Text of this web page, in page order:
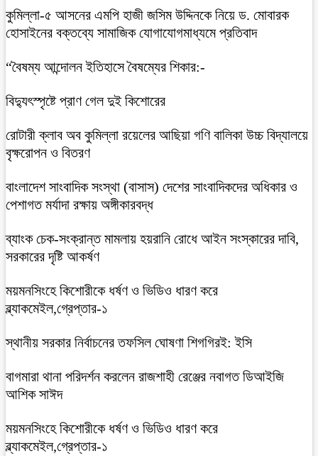
কুমিল্লা-৫ আসনের এমপি হাজী জসিম উদ্দিনকে নিয়ে ড. মোবারক
হোসাইনের বক্তব্যে সামাজিক যোগাযোগমাধ্যমে প্রতিবাদ
“বৈষম্য আন্দোলন ইতিহাসে বৈষম্যের শিকার:-
বিদ্যুৎস্পৃষ্টে প্রাণ গেল দুই কিশোরের
রোটারী ক্লাব অব কুমিল্লা রয়েলের আছিয়া গণি বালিকা উচ্চ বিদ্যালয়ে
বৃক্ষরোপন ও বিতরণ
বাংলাদেশ সাংবাদিক সংস্থা (বাসাস) দেশের সাংবাদিকদের অধিকার ও
পেশাগত মর্যাদা রক্ষায় অঙ্গীকারবদ্ধ
ব্যাংক চেক-সংক্রান্ত মামলায় হয়রানি রোধে আইন সংস্কারের দাবি,
সরকারের দৃষ্টি আকর্ষণ
ময়মনসিংহে কিশোরীকে ধর্ষণ ও ভিডিও ধারণ করে
ব্ল্যাকমেইল,গ্রেপ্তার-১
স্থানীয় সরকার নির্বাচনের তফসিল ঘোষণা শিগগিরই: ইসি
বাগমারা থানা পরিদর্শন করলেন রাজশাহী রেঞ্জের নবাগত ডিআইজি
আশিক সাঈদ
ময়মনসিংহে কিশোরীকে ধর্ষণ ও ভিডিও ধারণ করে
ব্ল্যাকমেইল,গ্রেপ্তার-১